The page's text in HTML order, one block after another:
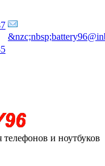
и ноутбуков